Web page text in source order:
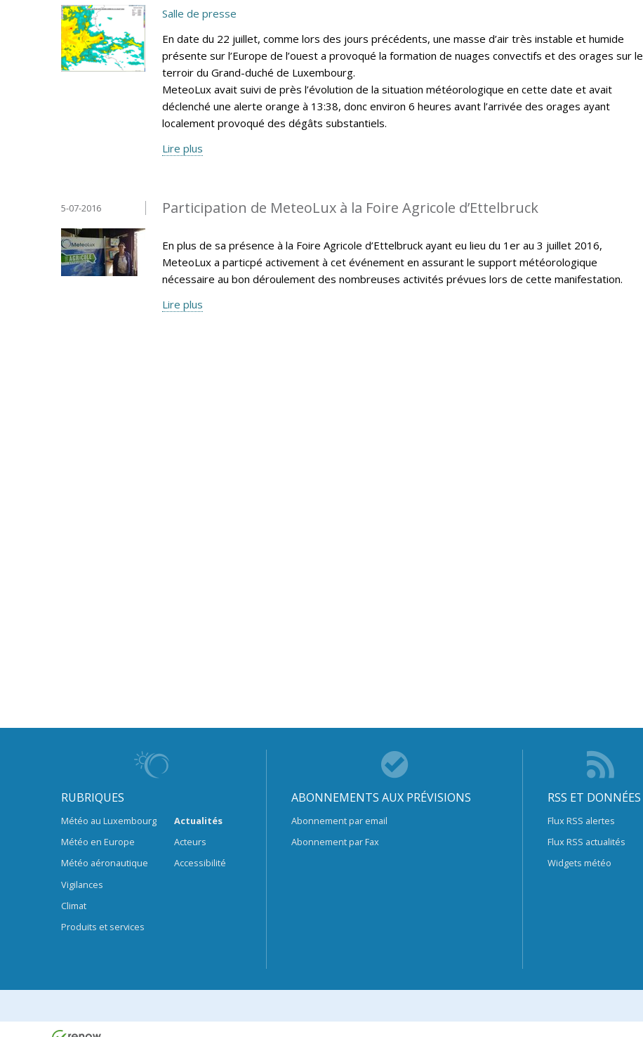
Salle de presse
En date du 22 juillet, comme lors des jours précédents, une masse d’air très instable et humide
présente sur l’Europe de l’ouest a provoqué la formation de nuages convectifs et des orages sur le
terroir du Grand-duché de Luxembourg.
MeteoLux avait suivi de près l’évolution de la situation météorologique en cette date et avait
déclenché une alerte orange à 13:38, donc environ 6 heures avant l’arrivée des orages ayant
localement provoqué des dégâts substantiels.
Lire plus
Participation de MeteoLux à la Foire Agricole d’Ettelbruck
5-07-2016
En plus de sa présence à la Foire Agricole d’Ettelbruck ayant eu lieu du 1er au 3 juillet 2016,
MeteoLux a particpé activement à cet événement en assurant le support météorologique
nécessaire au bon déroulement des nombreuses activités prévues lors de cette manifestation.
Lire plus
RUBRIQUES
Météo au Luxembourg
Météo en Europe
Météo aéronautique
Vigilances
Climat
Produits et services
Actualités
Acteurs
Accessibilité
ABONNEMENTS AUX PRÉVISIONS
Abonnement par email
Abonnement par Fax
RSS ET DONNÉES
Flux RSS alertes
Flux RSS actualités
Widgets météo